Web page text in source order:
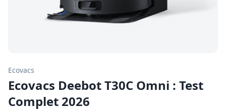
Ecovacs
Ecovacs Deebot T30C Omni : Test
Complet 2026